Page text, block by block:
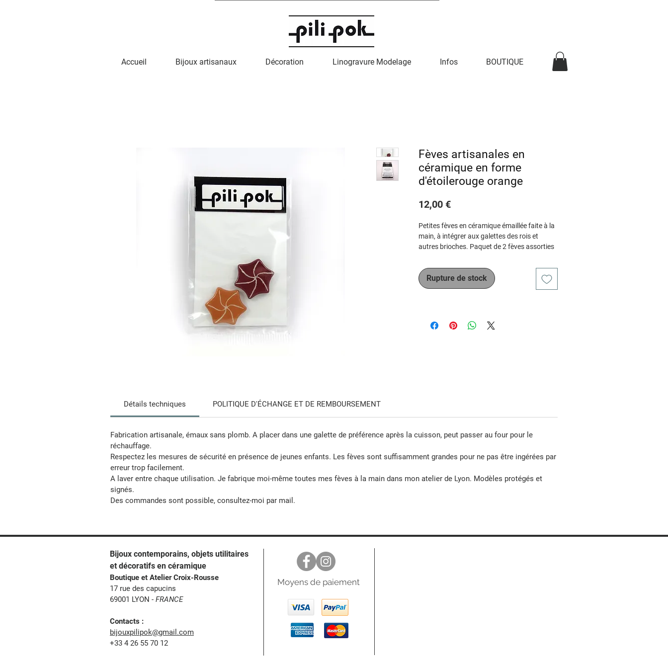
Accueil Bijoux artisanaux Décoration Linogravure Modelage Infos BOUTIQUE
Fèves artisanales en
céramique en forme
d'étoilerouge orange
12,00 €Prix
Petites fèves en céramique émaillée faite à la
main, à intégrer aux galettes des rois et
autres brioches. Paquet de 2 fèves assorties
Fèves de créateur originales, plusieurs
thèmes et séries sont disponibles.
Exixte en d'autres tailles et couleurs, ainsi que
Rupture de stock
Détails techniques POLITIQUE D'ÉCHANGE ET DE REMBOURSEMENT
Fabrication artisanale, émaux sans plomb. A placer dans une galette de préférence après la cuisson, peut passer au four pour le
réchauffage.
Respectez les mesures de sécurité en présence de jeunes enfants. Les fèves sont suffisamment grandes pour ne pas être ingérées par
erreur trop facilement.
A laver entre chaque utilisation. Je fabrique moi-même toutes mes fèves à la main dans mon atelier de Lyon. Modèles protégés et
signés.
Des commandes sont possible, consultez-moi par mail.
Bijoux contemporains, objets utilitaires
et décoratifs en céramique
Boutique et Atelier Croix-Rousse
17 rue des capucins
69001 LYON - FRANCE
Contacts :
bijouxpilipok@gmail.com
+33 4 26 55 70 12
Moyens de paiement